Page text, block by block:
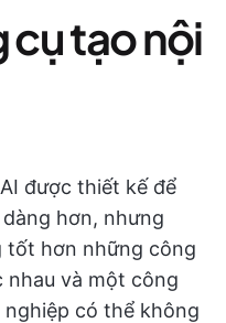
cụ tạo nội
được thiết kế để
hơn, nhưng
tốt hơn những công
nhau và một công
có thể không